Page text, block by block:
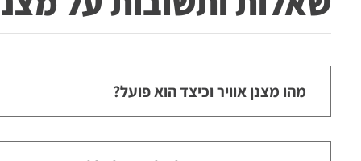
מהו מצנן אוויר וכיצד הוא פועל?